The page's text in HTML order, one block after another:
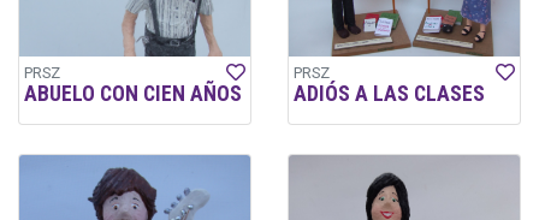
PRSZ
ABUELO CON CIEN AÑOS
PRSZ
ADIÓS A LAS CLASES